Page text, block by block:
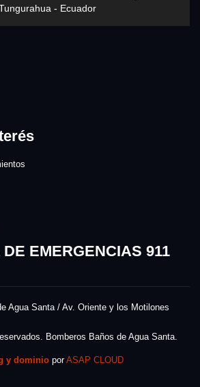
- Ecuador
EMERGENCIAS 911
Agua Santa / Av. Oriente y los Motilones
Bomberos Baños de Agua Santa.
y dominio porASAP CLOUD